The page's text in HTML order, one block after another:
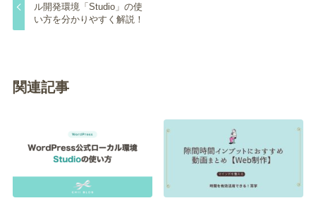
ル開発環境「Studio」の使
い方を分かりやすく解説！
関連記事